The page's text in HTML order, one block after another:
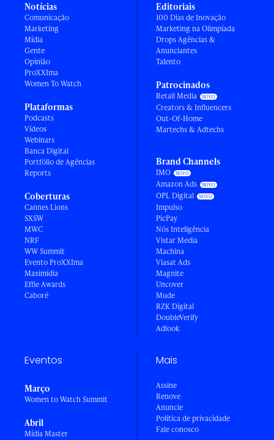
Notícias
Comunicação
Marketing
Mídia
Gente
Opinião
ProXXIma
Women To Watch
Plataformas
Podcasts
Vídeos
Webinars
Banca Digital
Portfólio de Agências
Reports
Coberturas
Cannes Lions
SXSW
MWC
NRF
WW Summit
Evento ProXXIma
Maximídia
Effie Awards
Caboré
Editoriais
100 Dias de Inovação
Marketing na Olimpíada
Drops Agências &
Anunciantes
Talento
Patrocinados
Retail Media
Creators & Influencers
Out-Of-Home
Martechs & Adtechs
Brand Channels
IMO
Amazon Ads
OPL Digital
Impulso
PicPay
Nós Inteligência
Vistar Media
Machina
Viasat Ads
Magnite
Uncover
Mude
RZK Digital
DoubleVerify
Adlook
Eventos
Março
Women to Watch Summit
Abril
Mídia Master
Mais
Assine
Renove
Anuncie
Política de privacidade
Fale conosco